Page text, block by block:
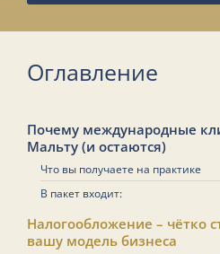
Оглавление
Почему международные
Мальту (и остаются)
Что вы получаете на практике
В пакет входит:
Налогообложение – чётко
вашу модель бизнеса